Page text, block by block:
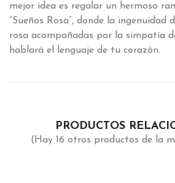
mejor idea es regalar un hermoso
“Sueños Rosa”, donde la ingenuidad
rosa acompañadas por la simpatía
hablará el lenguaje de tu corazón.
PRODUCTOS
(Hay 16 otros productos de la